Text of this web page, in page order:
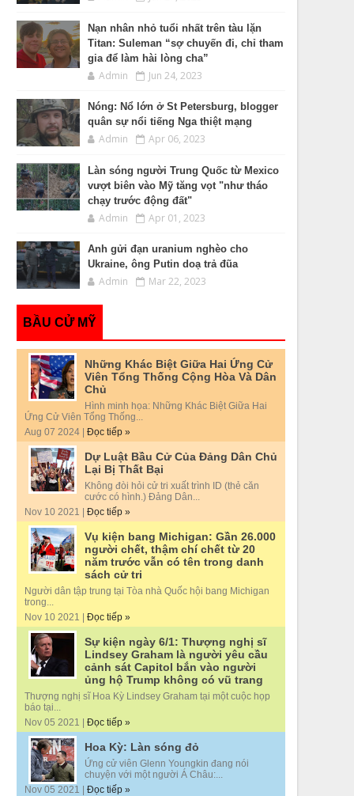
Nạn nhân nhỏ tuổi nhất trên tàu lặn
Titan: Suleman “sợ chuyến đi, chỉ tham
gia để làm hài lòng cha”
Admin Jun 24, 2023
Nóng: Nổ lớn ở St Petersburg, blogger
quân sự nổi tiếng Nga thiệt mạng
Admin Apr 06, 2023
Làn sóng người Trung Quốc từ Mexico
vượt biên vào Mỹ tăng vọt "như tháo
chạy trước động đất"
Admin Apr 01, 2023
Anh gửi đạn uranium nghèo cho
Ukraine, ông Putin doạ trả đũa
Admin Mar 22, 2023
BẦU CỬ MỸ
Những Khác Biệt Giữa Hai Ứng Cử
Viên Tổng Thống Cộng Hòa Và Dân
Chủ
Hình minh họa: Những Khác Biệt Giữa Hai
Ứng Cử Viên Tổng Thống...
Aug 07 2024 | Đọc tiếp »
Dự Luật Bầu Cử Của Đảng Dân Chủ
Lại Bị Thất Bại
Không đòi hỏi cử tri xuất trình ID (thẻ căn
cước có hình.) Đảng Dân...
Nov 10 2021 | Đọc tiếp »
Vụ kiện bang Michigan: Gần 26.000
người chết, thậm chí chết từ 20
năm trước vẫn có tên trong danh
sách cử tri
Người dân tập trung tại Tòa nhà Quốc hội bang Michigan
trong...
Nov 10 2021 | Đọc tiếp »
Sự kiện ngày 6/1: Thượng nghị sĩ
Lindsey Graham là người yêu cầu
cảnh sát Capitol bắn vào người
ủng hộ Trump không có vũ trang
Thượng nghị sĩ Hoa Kỳ Lindsey Graham tại một cuộc họp
báo tại...
Nov 05 2021 | Đọc tiếp »
Hoa Kỳ: Làn sóng đỏ
Ứng cử viên Glenn Youngkin đang nói
chuyện với một người Á Châu:...
Nov 05 2021 | Đọc tiếp »